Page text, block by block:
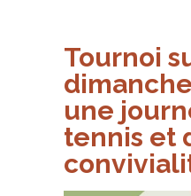
Tournoi
une
tennis et